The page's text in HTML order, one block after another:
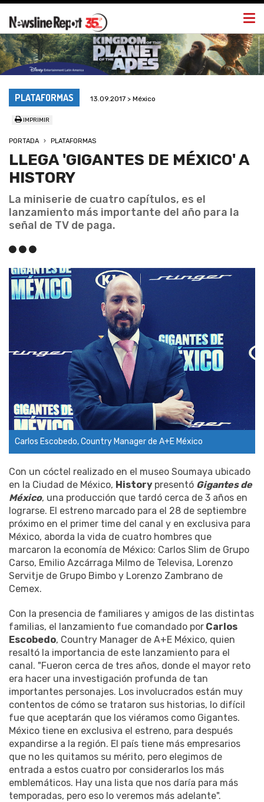
PLATAFORMAS 13.09.2017 > México
IMPRIMIR
PORTADA PLATAFORMAS
LLEGA 'GIGANTES DE MÉXICO' A
HISTORY
La miniserie de cuatro capítulos, es el
lanzamiento más importante del año para la
señal de TV de paga.
Carlos Escobedo, Country Manager de A+E México
Con un cóctel realizado en el museo Soumaya ubicado
en la Ciudad de México, History presentó Gigantes de
México, una producción que tardó cerca de 3 años en
lograrse. El estreno marcado para el 28 de septiembre
próximo en el primer time del canal y en exclusiva para
México, aborda la vida de cuatro hombres que
marcaron la economía de México: Carlos Slim de Grupo
Carso, Emilio Azcárraga Milmo de Televisa, Lorenzo
Servitje de Grupo Bimbo y Lorenzo Zambrano de
Cemex.
Con la presencia de familiares y amigos de las distintas
familias, el lanzamiento fue comandado por Carlos
Escobedo, Country Manager de A+E México, quien
resaltó la importancia de este lanzamiento para el
canal. "Fueron cerca de tres años, donde el mayor reto
era hacer una investigación profunda de tan
importantes personajes. Los involucrados están muy
contentos de cómo se trataron sus historias, lo difícil
fue que aceptarán que los viéramos como Gigantes.
México tiene en exclusiva el estreno, para después
expandirse a la región. El país tiene más empresarios
que no les quitamos su mérito, pero elegimos de
entrada a estos cuatro por considerarlos los más
emblemáticos. Hay una lista que nos daría para más
temporadas, pero eso lo veremos más adelante".